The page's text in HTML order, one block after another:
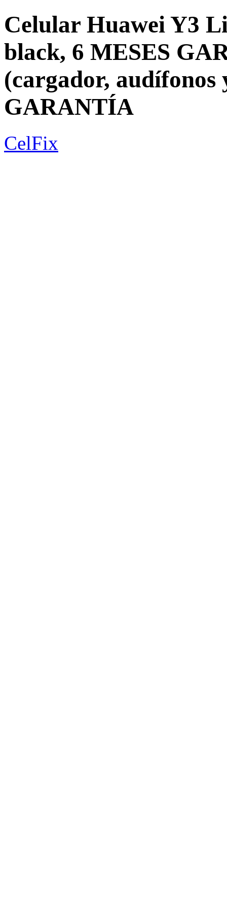
Celular Huawei Y3
black, 6 MESES
(cargador,
GARANTÍA
CelFix